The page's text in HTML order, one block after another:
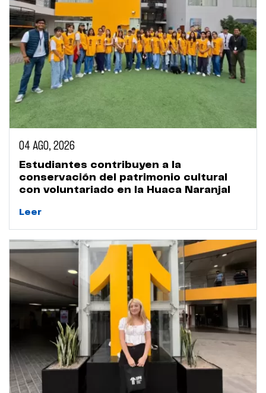
04 AGO, 2026
Estudiantes contribuyen a la
conservación del patrimonio cultural
con voluntariado en la Huaca Naranjal
Leer